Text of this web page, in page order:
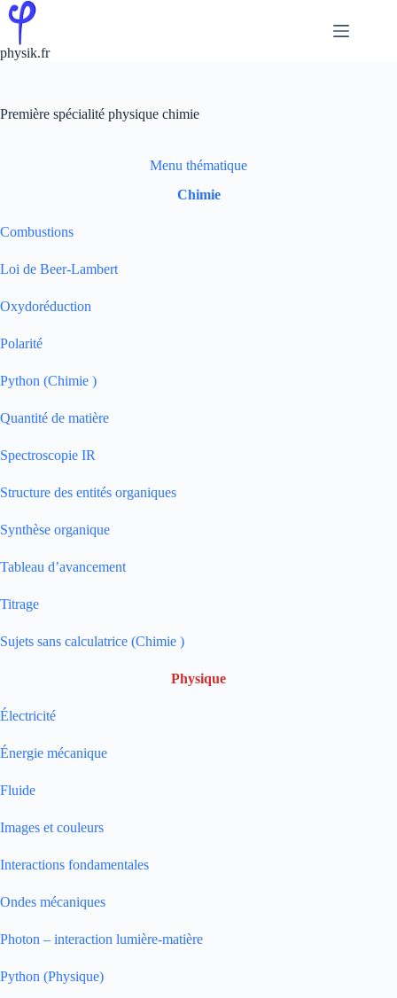
Passer
au
contenu
physik.fr
Première spécialité physique chimie
Menu thématique
Chimie
Combustions
Loi de Beer-Lambert
Oxydoréduction
Polarité
Python (Chimie )
Quantité de matière
Spectroscopie IR
Structure des entités organiques
Synthèse organique
Tableau d’avancement
Titrage
Sujets sans calculatrice (Chimie )
Physique
Électricité
Énergie mécanique
Fluide
Images et couleurs
Interactions fondamentales
Ondes mécaniques
Photon – interaction lumière-matière
Python (Physique)